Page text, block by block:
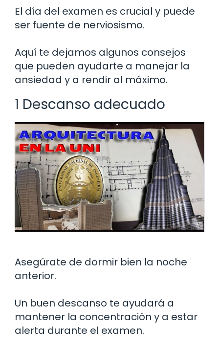
El día del examen es crucial y puede
ser fuente de nerviosismo.
Aquí te dejamos algunos consejos
que pueden ayudarte a manejar la
ansiedad y a rendir al máximo.
1 Descanso adecuado
Asegúrate de dormir bien la noche
anterior.
Un buen descanso te ayudará a
mantener la concentración y a estar
alerta durante el examen.